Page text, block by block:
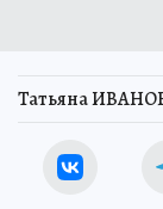
Татьяна